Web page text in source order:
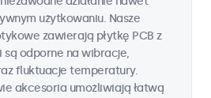
użytkowaniu. Nasze
zawierają płytkę PCB z
są odporne na wibracje,
fluktuacje temperatury.
akcesoria umożliwiają łatwą